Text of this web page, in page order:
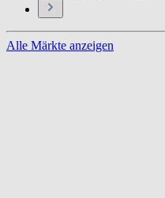
Alle Märkte anzeigen